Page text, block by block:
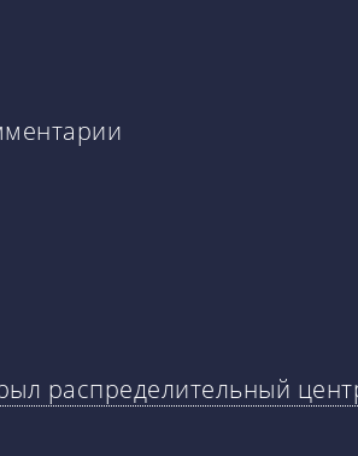
распределительный